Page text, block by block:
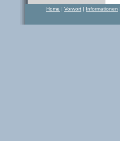
Home | Vorwort | Informationen